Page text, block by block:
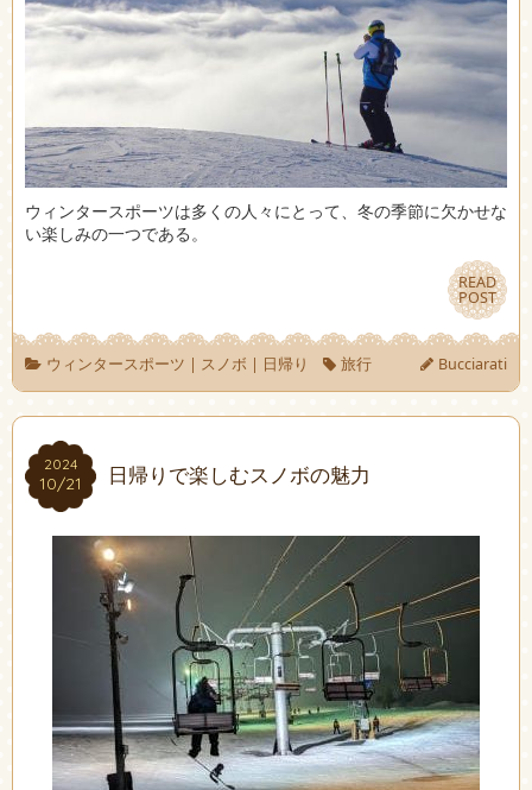
ウィンタースポーツは多くの人々にとって、冬の季節に欠かせな
い楽しみの一つである。
READ
POST
READ
POST
ウィンタースポーツ | スノボ | 日帰り 旅行 Bucciarati
2024
10/21
2024
10/21 日帰りで楽しむスノボの魅力